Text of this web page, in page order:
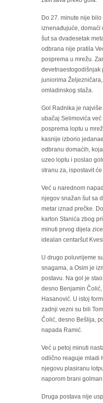
Do 27. minute nije
iznenađujuće, domaći
šut sa dvadesetak
odbrana nije pratila
posprema u mrežu.
devetnaestogodišnjak
juniorima
omladinskog staža.
Gol Radnika je
ubačaj Selimovića
posprema loptu u
kasnije izborio
odbranu domaćih,
uzeo loptu i poslao
stranu za, ispostavit
Već u narednom
njegov snažan šut sa
metar iznad prečke.
karton Stanića zbog
minuti prvog dijela
idealan centaršut
U drugo poluvrijeme
snagama, a Osim je
postavu. Na gol je
desno Benjamin
Hasanović. U istoj
zadnji vezni su bili
Čolić, desno Bešlija,
napada Ramić.
Već u petoj minuti
odlično reaguje mladi
njegovu plasiranu
naporom brani
Druga postava nije